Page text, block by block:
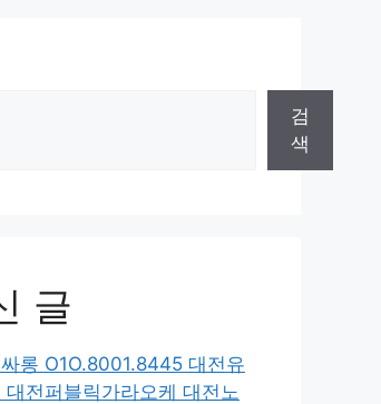
검
색
글
롱 O1O.8001.8445 대전유
대전퍼블릭가라오케 대전노